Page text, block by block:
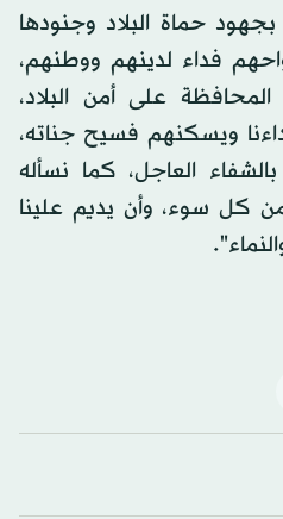
حماة البلاد وجنودها
فداء لدينهم ووطنهم،
على أمن البلاد،
ويسكنهم فسيح جناته،
العاجل، كما نسأله
كل سوء، وأن يديم علينا